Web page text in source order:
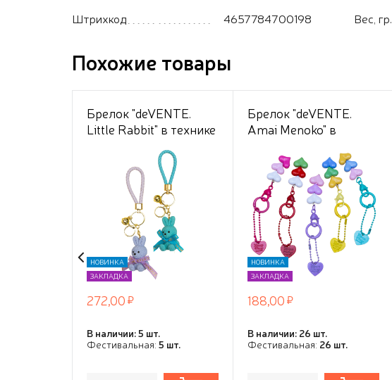
Штрихкод 4657784700198 Вес, гр.
Похожие товары
Брелок "deVENTE.
Little Rabbit" в технике
металлическим
кольцом-карабином и
шнурком из
полиуретана в форме
зайчика, ассорти 2
дизайна
НОВИНКА
ЗАКЛАДКА
272,00
В наличии: 5 шт.
Фестивальная: 5 шт.
Брелок "deVENTE.
Amai Menoko" в
металлическим
кольцом-карабином и
цепочкой с подвесом в
форме сердец,
ассорти 5 дизайнов
НОВИНКА
ЗАКЛАДКА
188,00
В наличии: 26 шт.
Фестивальная: 26 шт.